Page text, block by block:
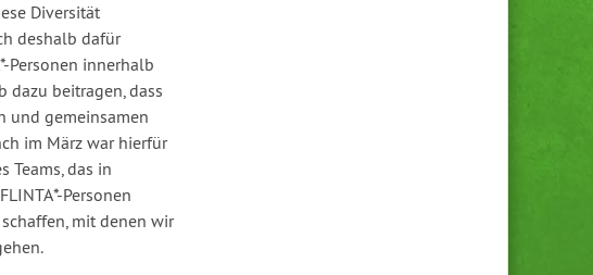
Diversität
deshalb dafür
Personen innerhalb
dazu beitragen, dass
und gemeinsamen
im März war hierfür
Teams, das in
Personen
mit denen wir